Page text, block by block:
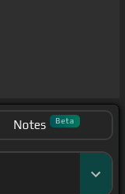
Notes Beta